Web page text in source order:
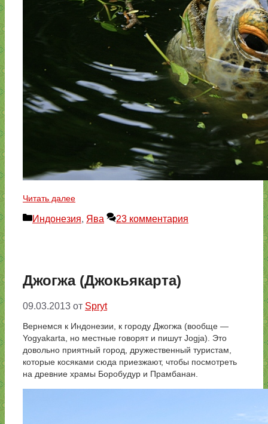
Читать далее
Рубрики
Индонезия, Ява 23 комментария
Джогжа (Джокьякарта)
09.03.2013 от Spryt
Вернемся к Индонезии, к городу Джогжа (вообще —
Yogyakarta, но местные говорят и пишут Jogja). Это
довольно приятный город, дружественный туристам,
которые косяками сюда приезжают, чтобы посмотреть
на древние храмы Боробудур и Прамбанан.